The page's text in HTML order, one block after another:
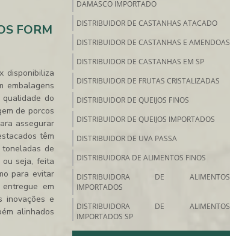
FORM
disponibiliza
embalagens
do
de porcos
assegurar
têm
de
ou seja, feita
para evitar
em
inovações e
alinhados
DAMASCO IMPORTADO
DISTRIBUIDOR DE CASTANHAS ATACADO
DISTRIBUIDOR DE CASTANHAS E AMENDOAS
DISTRIBUIDOR DE CASTANHAS EM SP
DISTRIBUIDOR DE FRUTAS CRISTALIZADAS
DISTRIBUIDOR DE QUEIJOS FINOS
DISTRIBUIDOR DE QUEIJOS IMPORTADOS
DISTRIBUIDOR DE UVA PASSA
DISTRIBUIDORA DE ALIMENTOS FINOS
DISTRIBUIDORA DE ALIMENTOS
IMPORTADOS
DISTRIBUIDORA DE ALIMENTOS
IMPORTADOS SP